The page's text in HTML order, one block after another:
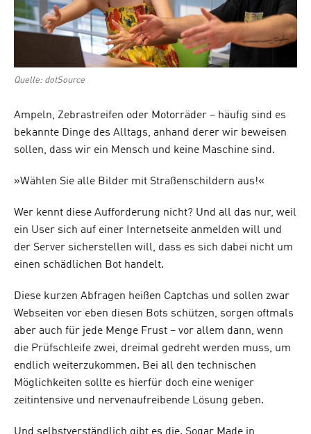
Quelle: dotSource
Ampeln, Zebrastreifen oder Motorräder – häufig sind es
bekannte Dinge des Alltags, anhand derer wir beweisen
sollen, dass wir ein Mensch und keine Maschine sind.
»Wählen Sie alle Bilder mit Straßenschildern aus!«
Wer kennt diese Aufforderung nicht? Und all das nur, weil
ein User sich auf einer Internetseite anmelden will und
der Server sicherstellen will, dass es sich dabei nicht um
einen schädlichen Bot handelt.
Diese kurzen Abfragen heißen Captchas und sollen zwar
Webseiten vor eben diesen Bots schützen, sorgen oftmals
aber auch für jede Menge Frust – vor allem dann, wenn
die Prüfschleife zwei, dreimal gedreht werden muss, um
endlich weiterzukommen. Bei all den technischen
Möglichkeiten sollte es hierfür doch eine weniger
zeitintensive und nervenaufreibende Lösung geben.